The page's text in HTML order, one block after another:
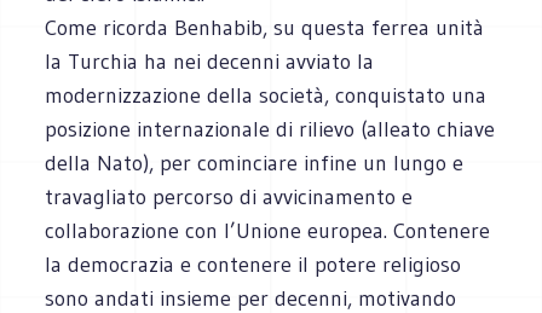
Come ricorda Benhabib, su questa ferrea unità
la Turchia ha nei decenni avviato la
modernizzazione della società, conquistato una
posizione internazionale di rilievo (alleato chiave
della Nato), per cominciare infine un lungo e
travagliato percorso di avvicinamento e
collaborazione con l’Unione europea. Contenere
la democrazia e contenere il potere religioso
sono andati insieme per decenni, motivando